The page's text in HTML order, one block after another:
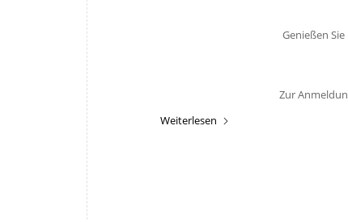
Genießen
Zur
Weiterlesen